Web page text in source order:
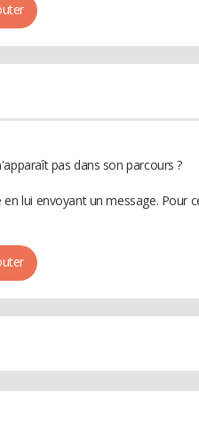
pas dans son parcours ?
lui envoyant un message. Pour